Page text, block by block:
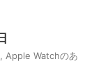
Apple Watchのあ